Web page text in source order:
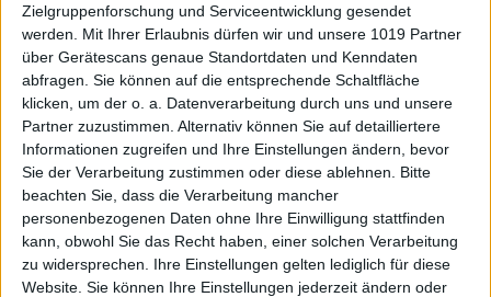
Zielgruppenforschung und Serviceentwicklung gesendet
werden.
Mit Ihrer Erlaubnis dürfen wir und unsere 1019 Partner
über Gerätescans genaue Standortdaten und Kenndaten
abfragen. Sie können auf die entsprechende Schaltfläche
klicken, um der o. a. Datenverarbeitung durch uns und unsere
Partner zuzustimmen. Alternativ können Sie auf detailliertere
Informationen zugreifen und Ihre Einstellungen ändern, bevor
Sie der Verarbeitung zustimmen oder diese ablehnen.
Bitte
beachten Sie, dass die Verarbeitung mancher
personenbezogenen Daten ohne Ihre Einwilligung stattfinden
kann, obwohl Sie das Recht haben, einer solchen Verarbeitung
zu widersprechen. Ihre Einstellungen gelten lediglich für diese
Website. Sie können Ihre Einstellungen jederzeit ändern oder